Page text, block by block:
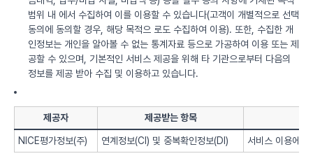
범위 내 에서 수집하여 이를 이용할 수 있습니다(고객이 개별적으로 선택
동의에 동의할 경우, 해당 목적으 로도 수집하여 이용). 또한, 수집한 개
인정보는 개인을 알아볼 수 없는 통계자료 등으로 가공하여 이용 또는 제
공할 수 있으며, 기본적인 서비스 제공을 위해 타 기관으로부터 다음의
정보를 제공 받아 수집 및 이용하고 있습니다.
제공자 제공받는 항목
NICE평가정보(주) 연계정보(CI) 및 중복확인정보(DI) 서비스 이용에